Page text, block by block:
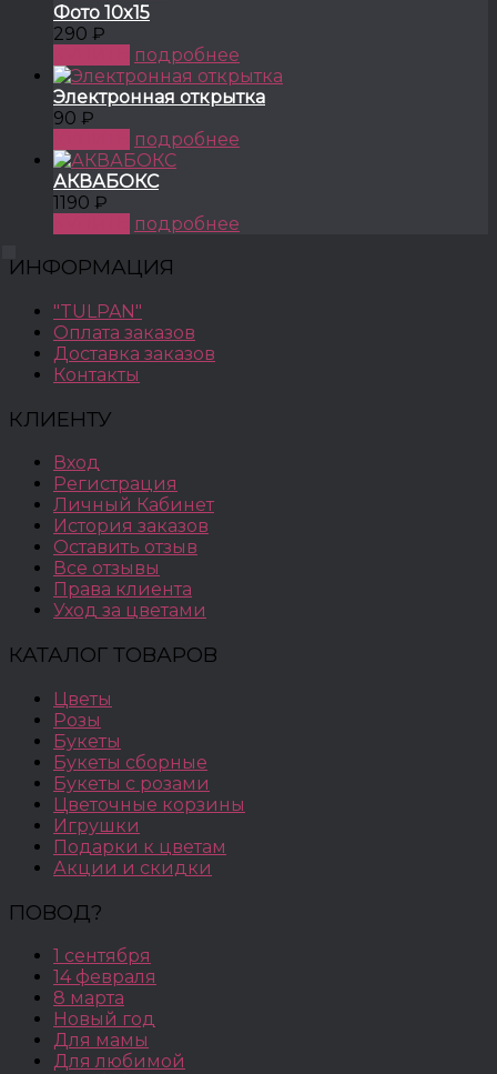
Фото 10x15
290 ₽
подробнее
Электронная открытка
90 ₽
подробнее
АКВАБОКС
1190 ₽
подробнее
ИНФОРМАЦИЯ
"TULPAN"
Оплата заказов
Доставка заказов
Контакты
КЛИЕНТУ
Вход
Регистрация
Личный Кабинет
История заказов
Оставить отзыв
Все отзывы
Права клиента
Уход за цветами
КАТАЛОГ ТОВАРОВ
Цветы
Розы
Букеты
Букеты сборные
Букеты с розами
Цветочные корзины
Игрушки
Подарки к цветам
Акции и скидки
ПОВОД?
1 сентября
14 февраля
8 марта
Новый год
Для мамы
Для любимой